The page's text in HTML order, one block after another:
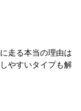
走る本当の理由は
やすいタイプも解